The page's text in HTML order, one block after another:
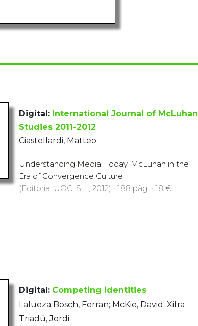
Digital: International Journal of McLuhan
Studies 2011-2012
Ciastellardi, Matteo
Understanding Media, Today. McLuhan in the
Era of Convergence Culture
(Editorial UOC, S.L., 2012) · 188 pàg. · 18 €
Digital: Competing identities
Lalueza Bosch, Ferran; McKie, David; Xifra
Triadú, Jordi